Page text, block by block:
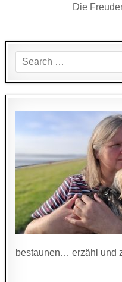
Die
Search
for:
bestaunen… erzähl und